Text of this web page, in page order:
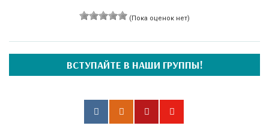
(Пока оценок нет)
ВСТУПАЙТЕ В НАШИ ГРУППЫ!